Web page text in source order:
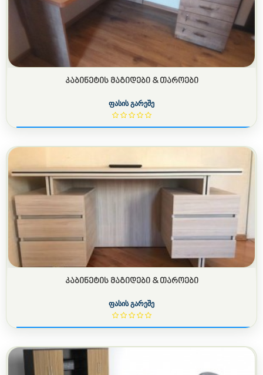
ᲙᲐᲑᲘᲜᲔᲢᲘᲡ ᲛᲐᲒᲘᲓᲔᲑᲘ & ᲗᲐᲠᲝᲔᲑᲘ
ფასის გარეშე
ᲙᲐᲑᲘᲜᲔᲢᲘᲡ ᲛᲐᲒᲘᲓᲔᲑᲘ & ᲗᲐᲠᲝᲔᲑᲘ
ფასის გარეშე